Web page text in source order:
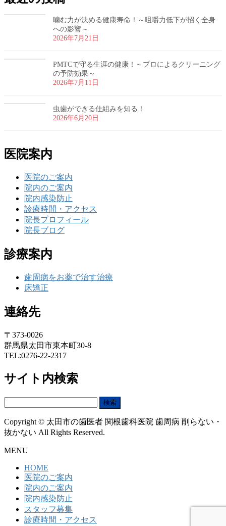
噛む力が決める健康寿命！～咀嚼力低下が招く全身
への影響～
2026年7月21日
PMTCで守る生涯の健康！～プロによるクリーニング
の予防効果～
2026年7月11日
虫歯ができる仕組みを知る！
2026年6月20日
医院案内
医院のご案内
院内のご案内
院内感染防止
診療時間・アクセス
院長プロフィール
院長ブログ
診療案内
歯周病をお薬で治す治療
床矯正
連絡先
〒373-0026
群馬県太田市東本町30-8
TEL:0276-22-2317
サイト内検索
Copyright © 太田市の歯医者 関根歯科医院 歯周病 削らない・
抜かない All Rights Reserved.
MENU
HOME
医院のご案内
院内のご案内
院内感染防止
スタッフ募集
診療時間・アクセス